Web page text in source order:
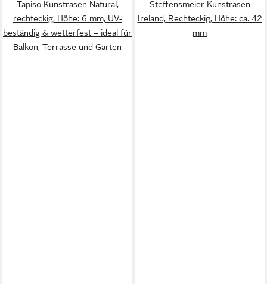
Tapiso Kunstrasen Natural,
rechteckig, Höhe: 6 mm, UV-
beständig & wetterfest – ideal für
Balkon, Terrasse und Garten
Steffensmeier Kunstrasen
Ireland, Rechteckig, Höhe: ca. 42
mm